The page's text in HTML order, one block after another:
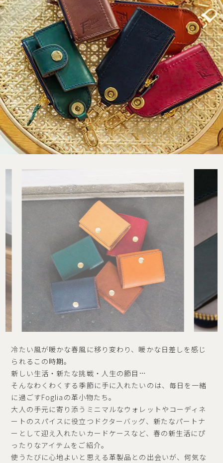
冷たい風が暖かな春風に移り変わり、暖かな日差しを感じ
られるこの時期。
新しい生活・新たな挑戦・人生の節目…
そんなわくわくする季節に手に入れたいのは、毎日を一緒
に過ごすFogliaの革小物たち。
大人の手元に寄り添うミニマルなウォレットやコーディネ
ートのスパイスに役立つドクターバッグ、新たなパートナ
ーとして迎え入れたいカードケースなど、春の新生活にぴ
ったりなアイテムをご紹介。
使うたびに心地よいと思える革製品との出会いが、何気な
ALL
ALL